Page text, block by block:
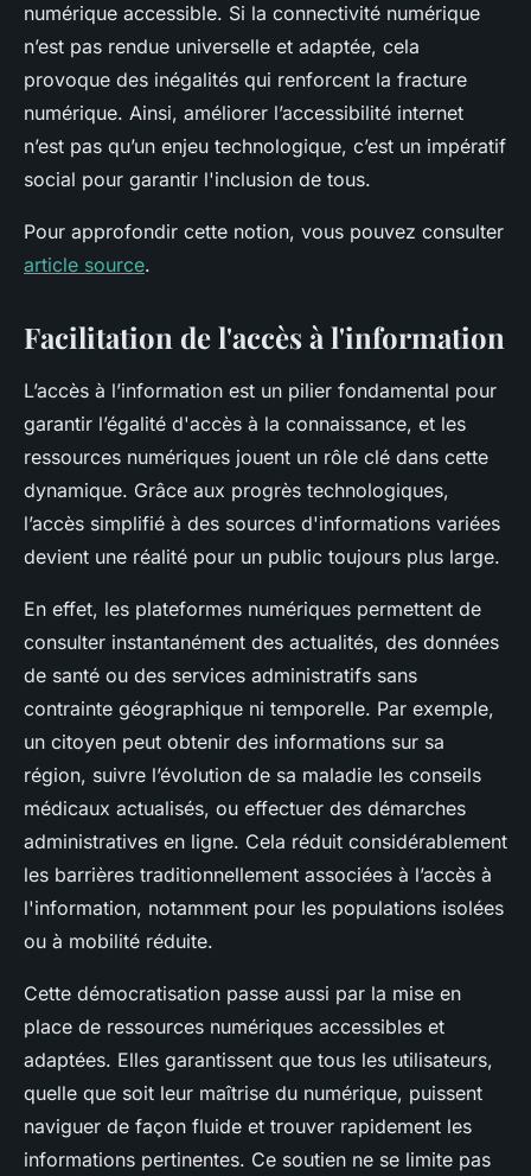
numérique accessible. Si la connectivité numérique
n’est pas rendue universelle et adaptée, cela
provoque des inégalités qui renforcent la fracture
numérique. Ainsi, améliorer l’accessibilité internet
n’est pas qu’un enjeu technologique, c’est un impératif
social pour garantir l'inclusion de tous.
Pour approfondir cette notion, vous pouvez consulter
article source.
Facilitation de l'accès à l'information
L’accès à l’information est un pilier fondamental pour
garantir l’égalité d'accès à la connaissance, et les
ressources numériques jouent un rôle clé dans cette
dynamique. Grâce aux progrès technologiques,
l’accès simplifié à des sources d'informations variées
devient une réalité pour un public toujours plus large.
En effet, les plateformes numériques permettent de
consulter instantanément des actualités, des données
de santé ou des services administratifs sans
contrainte géographique ni temporelle. Par exemple,
un citoyen peut obtenir des informations sur sa
région, suivre l’évolution de sa maladie les conseils
médicaux actualisés, ou effectuer des démarches
administratives en ligne. Cela réduit considérablement
les barrières traditionnellement associées à l’accès à
l'information, notamment pour les populations isolées
ou à mobilité réduite.
Cette démocratisation passe aussi par la mise en
place de ressources numériques accessibles et
adaptées. Elles garantissent que tous les utilisateurs,
quelle que soit leur maîtrise du numérique, puissent
naviguer de façon fluide et trouver rapidement les
informations pertinentes. Ce soutien ne se limite pas